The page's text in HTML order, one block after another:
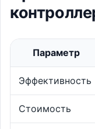
Параметр
Эффективность
Стоимость